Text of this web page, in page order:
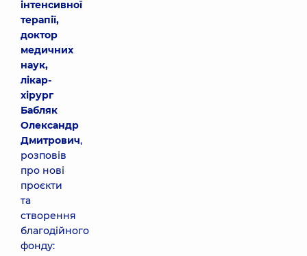
інтенсивної
терапії,
доктор
медичних
наук,
лікар-
хірург
Бабляк
Олександр
Дмитрович,
розповів
про нові
проєкти
та
створення
благодійного
фонду: